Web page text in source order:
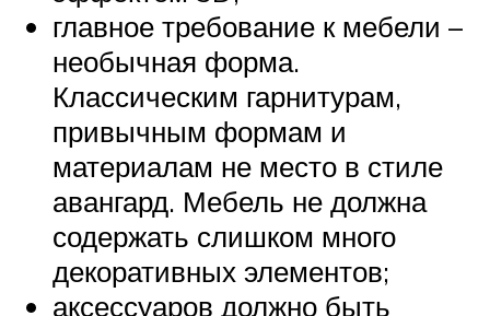
главное требование к мебели –
необычная форма.
Классическим гарнитурам,
привычным формам и
материалам не место в стиле
авангард. Мебель не должна
содержать слишком много
декоративных элементов;
аксессуаров должно быть